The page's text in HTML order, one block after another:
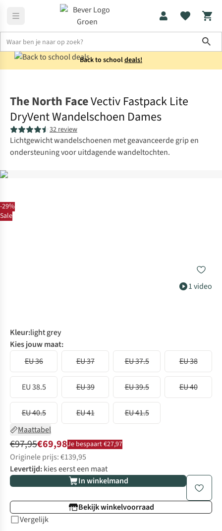
Back to schooldeals!
-29%
Sale
1 video
The North FaceVectiv Fastpack Lite
DryVent Wandelschoen Dames
32 review
Lichtgewicht wandelschoenen met geavanceerde grip en
ondersteuning voor uitdagende wandeltochten.
Kleur:light grey
Kies jouw maat:
EU 36
EU 37 EU 37.5 EU 38
EU 38.5 EU 39 EU 39.5 EU 40
EU 40.5 EU 41
EU 41.5
Maattabel
€97,95€69,98Je bespaart €27,97
Originele prijs: €139,95
Levertijd:kies eerst een maat
In winkelmand
Bekijk winkelvoorraad
Vergelijk